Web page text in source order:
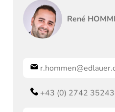
René
+43 (0) 2742